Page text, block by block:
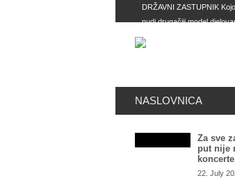
DRŽAVNI ZASTUPNIK
nudi drugačiji model
IMAJU SVE
obračuna u Istočnom
NASLOVNICA
Za sve
put nije
22. July